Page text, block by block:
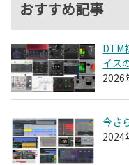
おすすめ記事
DTM
イス
2026
今さ
2024